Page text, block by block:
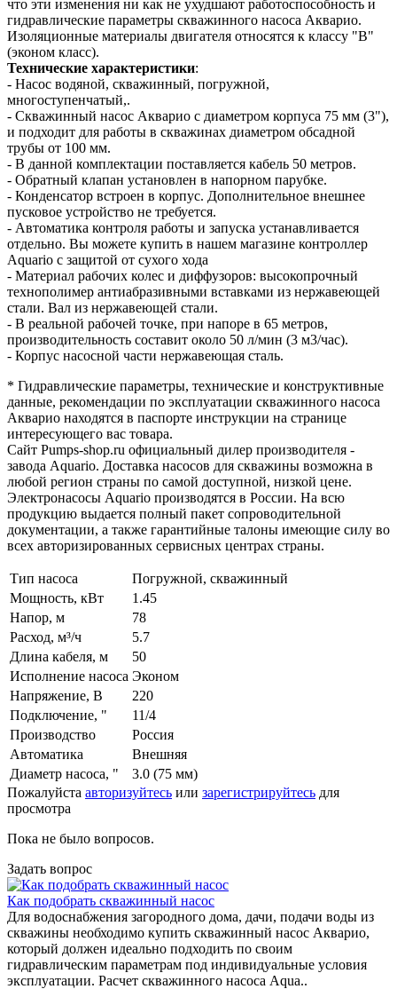
что эти изменения ни как не ухудшают работоспособность и
гидравлические параметры скважинного насоса Акварио.
Изоляционные материалы двигателя относятся к классу "B"
(эконом класс).
Технические характеристики:
- Насос водяной, скважинный, погружной,
многоступенчатый,.
- Скважинный насос Акварио с диаметром корпуса 75 мм (3"),
и подходит для работы в скважинах диаметром обсадной
трубы от 100 мм.
- В данной комплектации поставляется кабель 50 метров.
- Обратный клапан установлен в напорном парубке.
- Конденсатор встроен в корпус. Дополнительное внешнее
пусковое устройство не требуется.
- Автоматика контроля работы и запуска устанавливается
отдельно. Вы можете купить в нашем магазине контроллер
Aquario с защитой от сухого хода
- Материал рабочих колес и диффузоров: высокопрочный
технополимер антиабразивными вставками из нержавеющей
стали. Вал из нержавеющей стали.
- В реальной рабочей точке, при напоре в 65 метров,
производительность составит около 50 л/мин (3 м3/час).
- Корпус насосной части нержавеющая сталь.
* Гидравлические параметры, технические и конструктивные
данные, рекомендации по эксплуатации скважинного насоса
Акварио находятся в паспорте инструкции на странице
интересующего вас товара.
Сайт Pumps-shop.ru официальный дилер производителя -
завода Aquario. Доставка насосов для скважины возможна в
любой регион страны по самой доступной, низкой цене.
Электронасосы Aquario производятся в России. На всю
продукцию выдается полный пакет сопроводительной
документации, а также гарантийные талоны имеющие силу во
всех авторизированных сервисных центрах страны.
Тип насоса
Погружной, скважинный
Мощность, кВт
1.45
Напор, м
78
Расход, м³/ч
5.7
Длина кабеля, м
50
Исполнение насоса Эконом
Напряжение, В
220
Подключение, "
11/4
Производство
Россия
Автоматика
Внешняя
Диаметр насоса, "
3.0 (75 мм)
Пожалуйста авторизуйтесь или зарегистрируйтесь для
просмотра
Пока не было вопросов.
Задать вопрос
Как подобрать скважинный насос
Для водоснабжения загородного дома, дачи, подачи воды из
скважины необходимо купить скважинный насос Акварио,
который должен идеально подходить по своим
гидравлическим параметрам под индивидуальные условия
эксплуатации. Расчет скважинного насоса Aqua..